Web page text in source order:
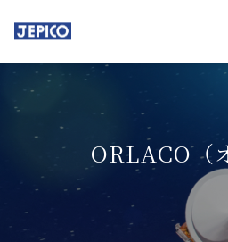
ORLACO（